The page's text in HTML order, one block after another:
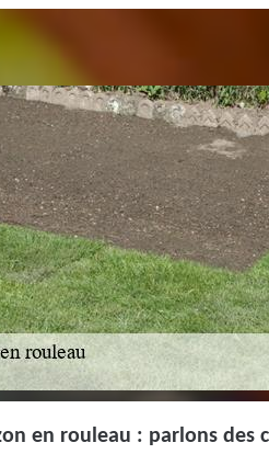
en rouleau : parlons des